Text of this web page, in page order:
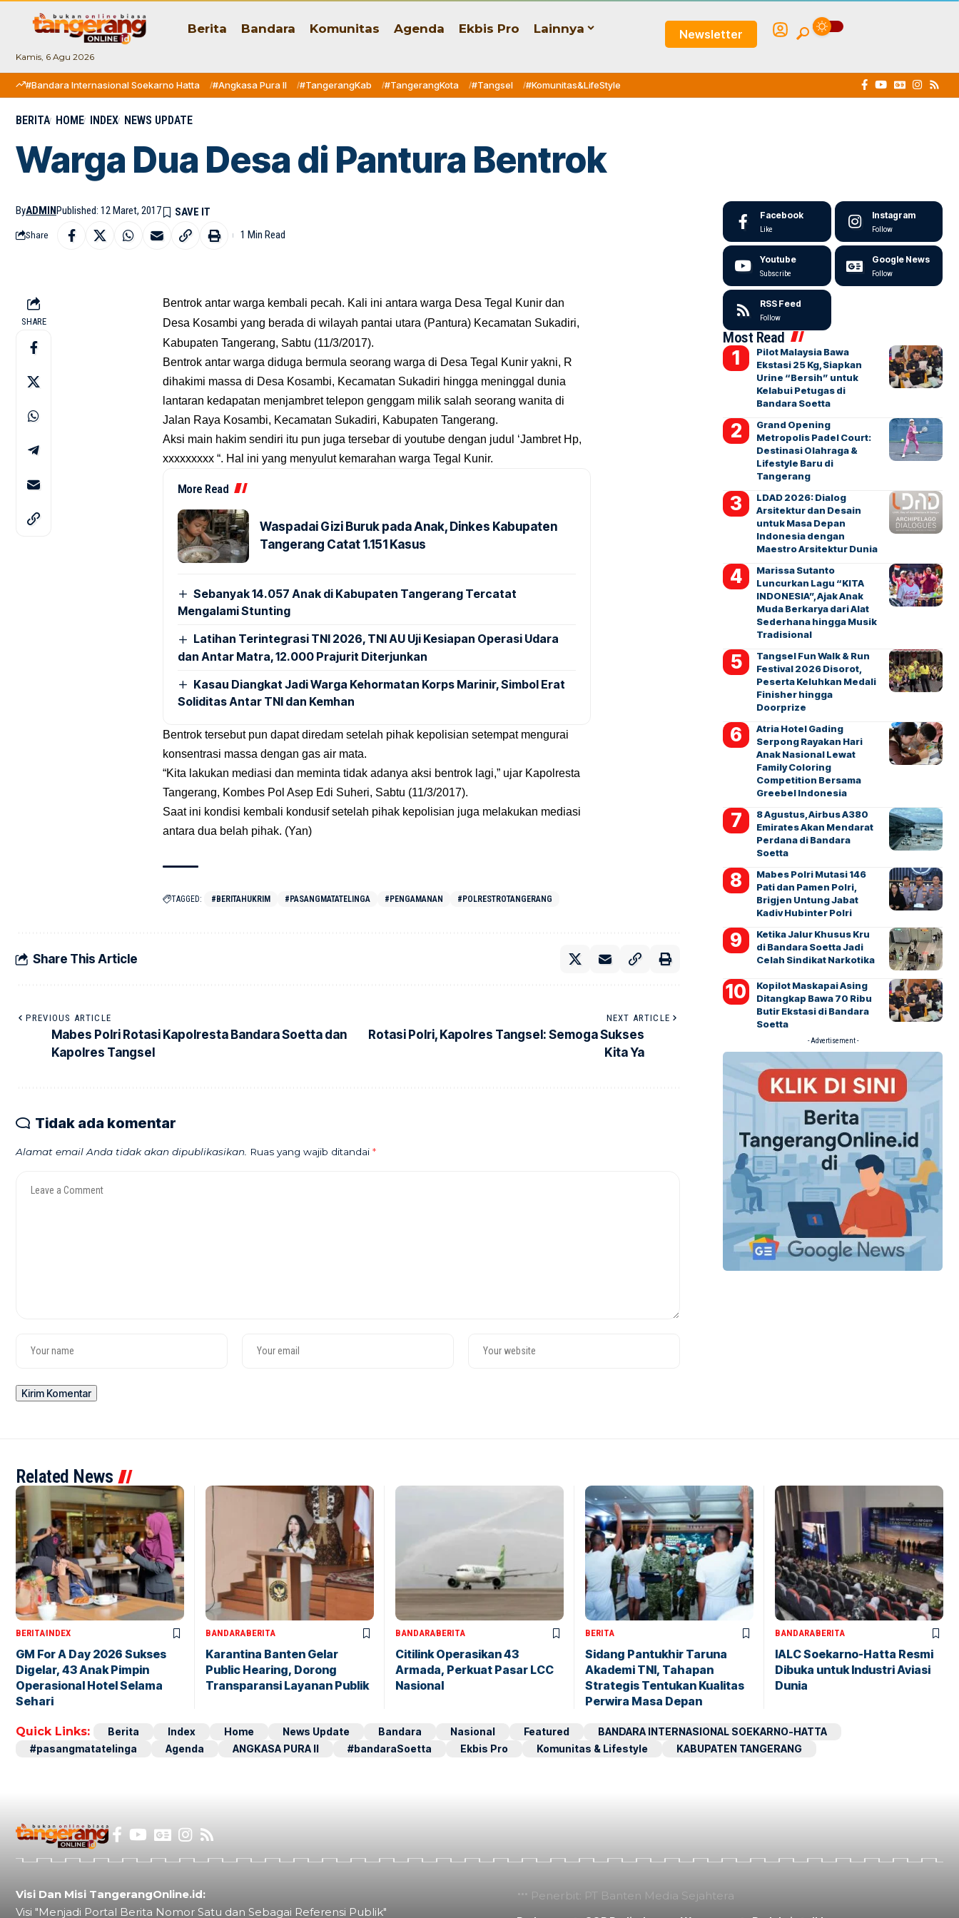
Kamis, 6 Agu 2026
Berita Bandara Komunitas Agenda Ekbis Pro Lainnya Newsletter
#Bandara Internasional Soekarno Hatta #Angkasa Pura II #TangerangKab #TangerangKota #Tangsel #Komunitas&LifeStyle
BERITA HOME INDEX NEWS UPDATE
Warga Dua Desa di Pantura Bentrok
ByADMINPublished: 12 Maret, 2017
Share 1 Min Read
SHARE
Bentrok antar warga kembali pecah. Kali ini antara warga Desa Tegal Kunir dan
Desa Kosambi yang berada di wilayah pantai utara (Pantura) Kecamatan Sukadiri,
Kabupaten Tangerang, Sabtu (11/3/2017).
Bentrok antar warga diduga bermula seorang warga di Desa Tegal Kunir yakni, R
dihakimi massa di Desa Kosambi, Kecamatan Sukadiri hingga meninggal dunia
lantaran kedapatan menjambret telepon genggam milik salah seorang wanita di
Jalan Raya Kosambi, Kecamatan Sukadiri, Kabupaten Tangerang.
Aksi main hakim sendiri itu pun juga tersebar di youtube dengan judul ‘Jambret Hp,
xxxxxxxxx “. Hal ini yang menyulut kemarahan warga Tegal Kunir.
More Read
Waspadai Gizi Buruk pada Anak, Dinkes Kabupaten
Tangerang Catat 1.151 Kasus
Sebanyak 14.057 Anak di Kabupaten Tangerang Tercatat
Mengalami Stunting
Latihan Terintegrasi TNI 2026, TNI AU Uji Kesiapan Operasi Udara
dan Antar Matra, 12.000 Prajurit Diterjunkan
Kasau Diangkat Jadi Warga Kehormatan Korps Marinir, Simbol Erat
Soliditas Antar TNI dan Kemhan
Bentrok tersebut pun dapat diredam setelah pihak kepolisian setempat mengurai
konsentrasi massa dengan gas air mata.
“Kita lakukan mediasi dan meminta tidak adanya aksi bentrok lagi,” ujar Kapolresta
Tangerang, Kombes Pol Asep Edi Suheri, Sabtu (11/3/2017).
Saat ini kondisi kembali kondusif setelah pihak kepolisian juga melakukan mediasi
antara dua belah pihak. (Yan)
TAGGED: #BERITAHUKRIM #PASANGMATATELINGA #PENGAMANAN #POLRESTROTANGERANG
Share This Article
PREVIOUS ARTICLE
Mabes Polri Rotasi Kapolresta Bandara Soetta dan
Kapolres Tangsel
NEXT ARTICLE
Rotasi Polri, Kapolres Tangsel: Semoga Sukses
Kita Ya
Tidak ada komentar
Alamat email Anda tidak akan dipublikasikan. Ruas yang wajib ditandai *
Facebook
Like
Instagram
Follow
Youtube
Subscribe
Google News
Follow
RSS Feed
Follow
Most Read
Pilot Malaysia Bawa
Ekstasi 25 Kg, Siapkan
Urine “Bersih” untuk
Kelabui Petugas di
Bandara Soetta
Grand Opening
Metropolis Padel Court:
Destinasi Olahraga &
Lifestyle Baru di
Tangerang
LDAD 2026: Dialog
Arsitektur dan Desain
untuk Masa Depan
Indonesia dengan
Maestro Arsitektur Dunia
Marissa Sutanto
Luncurkan Lagu “KITA
INDONESIA”, Ajak Anak
Muda Berkarya dari Alat
Sederhana hingga Musik
Tradisional
Tangsel Fun Walk & Run
Festival 2026 Disorot,
Peserta Keluhkan Medali
Finisher hingga
Doorprize
Atria Hotel Gading
Serpong Rayakan Hari
Anak Nasional Lewat
Family Coloring
Competition Bersama
Greebel Indonesia
8 Agustus, Airbus A380
Emirates Akan Mendarat
Perdana di Bandara
Soetta
Mabes Polri Mutasi 146
Pati dan Pamen Polri,
Brigjen Untung Jabat
Kadiv Hubinter Polri
Ketika Jalur Khusus Kru
di Bandara Soetta Jadi
Celah Sindikat Narkotika
Kopilot Maskapai Asing
Ditangkap Bawa 70 Ribu
Butir Ekstasi di Bandara
Soetta
- Advertisement -
Related News
BERITAINDEX
GM For A Day 2026 Sukses
Digelar, 43 Anak Pimpin
Operasional Hotel Selama
Sehari
BANDARABERITA
Karantina Banten Gelar
Public Hearing, Dorong
Transparansi Layanan Publik
BANDARABERITA
Citilink Operasikan 43
Armada, Perkuat Pasar LCC
Nasional
BERITA
Sidang Pantukhir Taruna
Akademi TNI, Tahapan
Strategis Tentukan Kualitas
Perwira Masa Depan
BANDARABERITA
IALC Soekarno-Hatta Resmi
Dibuka untuk Industri Aviasi
Dunia
Quick Links: Berita Index Home News Update Bandara Nasional Featured
BANDARA INTERNASIONAL SOEKARNO-HATTA
#pasangmatatelinga
Agenda ANGKASA PURA II #bandaraSoetta Ekbis Pro Komunitas & Lifestyle KABUPATEN TANGERANG
Visi Dan Misi TangerangOnline.id:
Visi "Menjadi Portal Berita Nomor Satu dan Sebagai Referensi Publik"
Penerbit: PT Banten Media Sejahtera